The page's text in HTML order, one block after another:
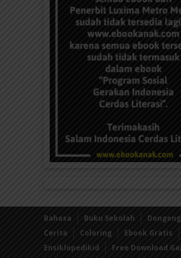
Bahasa Buku Sekolah
Dongeng
Cerita
Coloring
Ebook Gratis
Ensiklopedikid
Free Download